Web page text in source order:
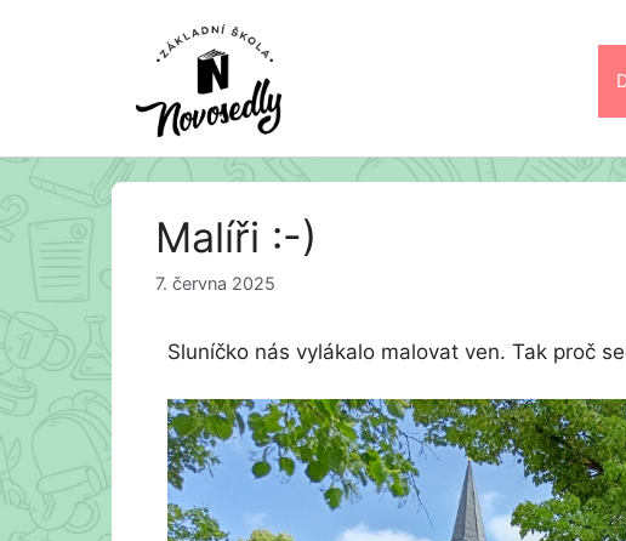
Malíři :-)
7. června 2025
Sluníčko nás vylákalo malovat ven. Tak proč